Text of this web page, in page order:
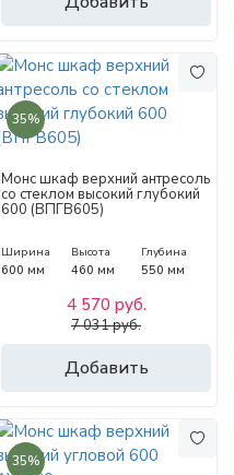
35%
Монс шкаф верхний антресоль
со стеклом высокий глубокий
600 (ВПГВ605)
Ширина
600 мм
Высота
460 мм
Глубина
550 мм
Добавить
4 570 руб.
7 031 руб.
35%